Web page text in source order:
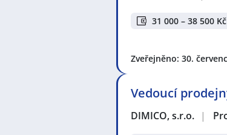
31 000 – 38 500 Kč
Zveřejněno: 30.
Vedoucí
DIMICO, s.r.o. |